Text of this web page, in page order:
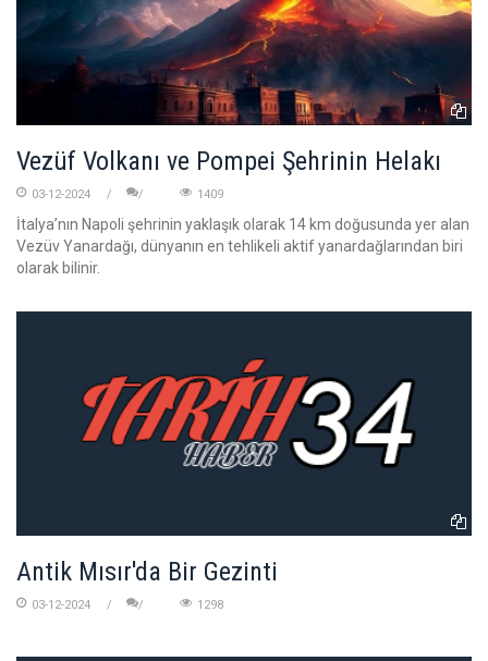
Vezüf Volkanı ve Pompei Şehrinin Helakı
03-12-2024 1409
İtalya’nın Napoli şehrinin yaklaşık olarak 14 km doğusunda yer alan
Vezüv Yanardağı, dünyanın en tehlikeli aktif yanardağlarından biri
olarak bilinir.
Antik Mısır'da Bir Gezinti
03-12-2024 1298